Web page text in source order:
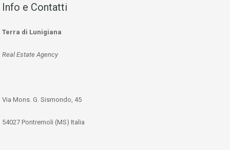
Info e Contatti
Terra di Lunigiana
Real Estate Agency
Via Mons. G. Sismondo, 45
54027 Pontremoli (MS) Italia